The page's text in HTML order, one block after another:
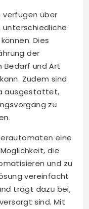
über
unterschiedliche
Dies
der
Bedarf und Art
Zudem sind
ausgestattet,
zu
eine
die
und zu
vereinfacht
trägt dazu bei,
sind. Mit